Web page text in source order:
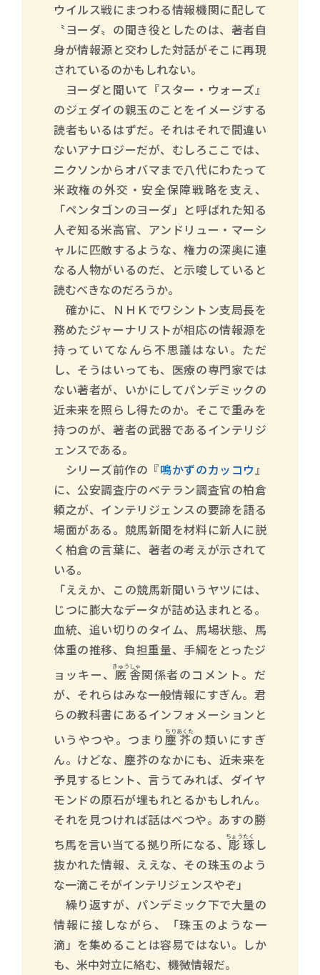
ウイルス戦にまつわる情報機関に配して
〝ヨーダ〟の聞き役としたのは、著者自
身が情報源と交わした対話がそこに再現
されているのかもしれない。
ヨーダと聞いて『スター・ウォーズ』
のジェダイの親玉のことをイメージする
読者もいるはずだ。それはそれで間違い
ないアナロジーだが、むしろここでは、
ニクソンからオバマまで八代にわたって
米政権の外交・安全保障戦略を支え、
「ペンタゴンのヨーダ」と呼ばれた知る
人ぞ知る米高官、アンドリュー・マーシ
ャルに匹敵するような、権力の深奥に連
なる人物がいるのだ、と示唆していると
読むべきなのだろうか。
確かに、ＮＨＫでワシントン支局長を
務めたジャーナリストが相応の情報源を
持っていてなんら不思議はない。ただ
し、そうはいっても、医療の専門家では
ない著者が、いかにしてパンデミックの
近未来を照らし得たのか。そこで重みを
持つのが、著者の武器であるインテリジ
ェンスである。
シリーズ前作の『鳴かずのカッコウ』
に、公安調査庁のベテラン調査官の柏倉
頼之が、インテリジェンスの要諦を語る
場面がある。競馬新聞を材料に新人に説
く柏倉の言葉に、著者の考えが示されて
いる。
「ええか、この競馬新聞いうヤツには、
じつに膨大なデータが詰め込まれとる。
血統、追い切りのタイム、馬場状態、馬
体重の推移、負担重量、手綱をとったジ
ョッキー、厩
きゅう舎
しゃ 関係者のコメント。だ
が、それらはみな一般情報にすぎん。君
らの教科書にあるインフォメーションと
いうやつや。つまり塵
ちり 芥
あくたの類いにすぎ
ん。けどな、塵芥のなかにも、近未来を
予見するヒント、言うてみれば、ダイヤ
モンドの原石が埋もれとるかもしれん。
それを見つければ話はべつや。あすの勝
ち馬を言い当てる拠り所になる、彫
ちょう琢
たく
し
抜かれた情報、ええな、その珠玉のよう
な一滴こそがインテリジェンスやぞ」
繰り返すが、パンデミック下で大量の
情報に接しながら、「珠玉のような一
滴」を集めることは容易ではない。しか
も、米中対立に絡む、機微情報だ。